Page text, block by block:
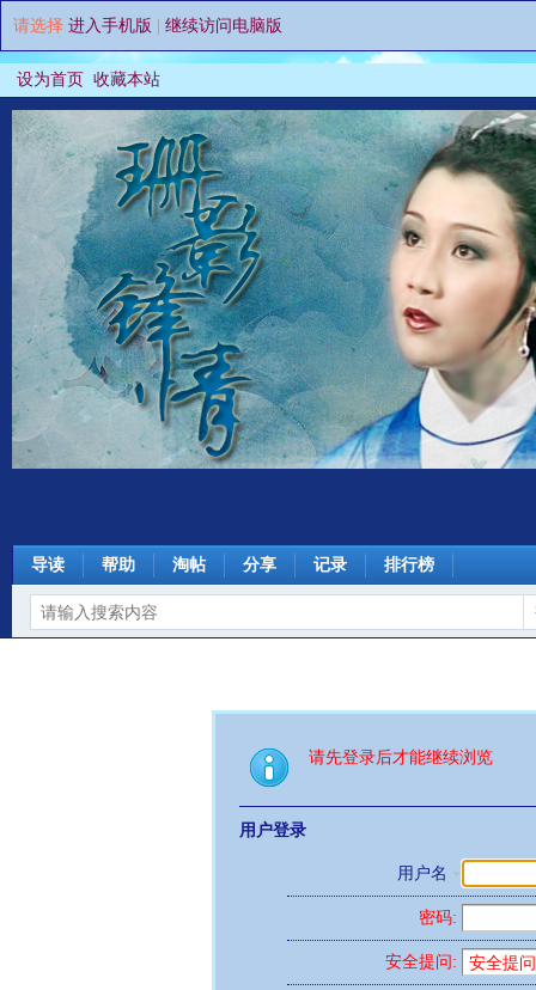
请选择 进入手机版 继续访问电脑版
设为首页 收藏本站
导读 帮助 淘帖 分享 记录 排行榜
请先登录后才能继续浏览
用户登录
用户名
密码:
安全提问: